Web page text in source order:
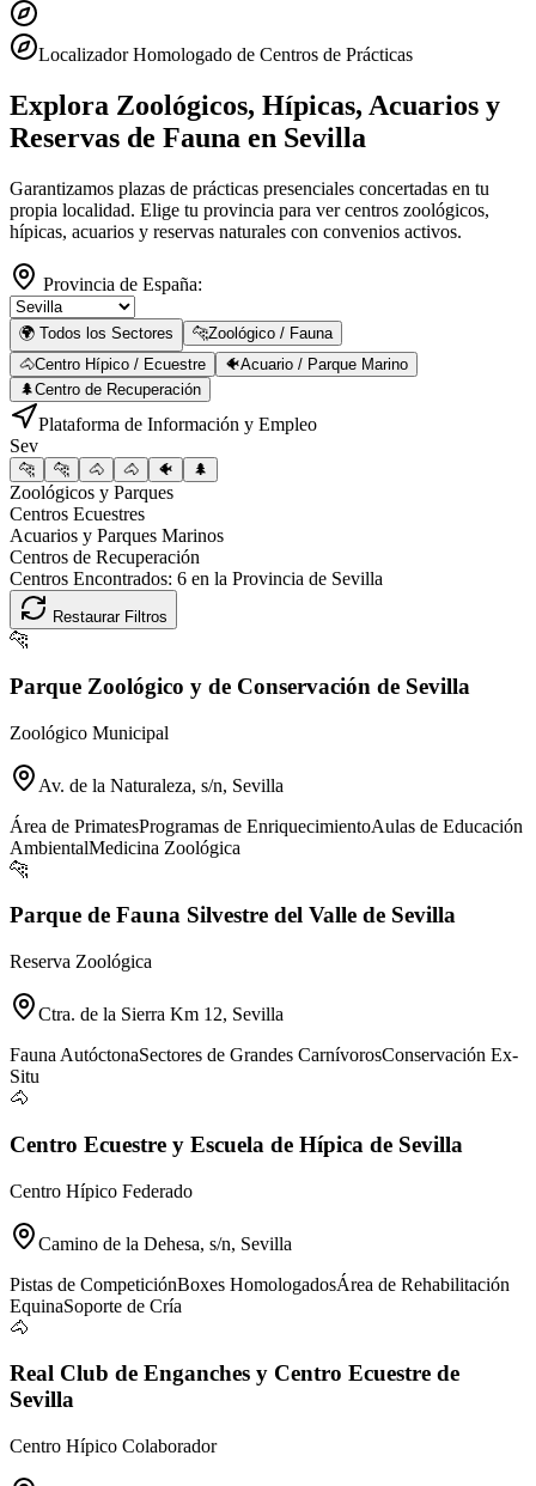
Localizador Homologado de Centros de Prácticas
Explora Zoológicos, Hípicas, Acuarios y
Reservas de Fauna en Sevilla
Garantizamos plazas de prácticas presenciales concertadas en tu
propia localidad. Elige tu provincia para ver centros zoológicos,
hípicas, acuarios y reservas naturales con convenios activos.
Provincia de España:
🌍 Todos los Sectores 🐆Zoológico / Fauna
🐴Centro Hípico / Ecuestre 🐠Acuario / Parque Marino
🌲Centro de Recuperación
Plataforma de Información y Empleo
Sev
🐆 🐆 🐴 🐴 🐠 🌲
Zoológicos y Parques
Centros Ecuestres
Acuarios y Parques Marinos
Centros de Recuperación
Centros Encontrados: 6 en la Provincia de Sevilla
Restaurar Filtros
🐆
Parque Zoológico y de Conservación de Sevilla
Zoológico Municipal
Av. de la Naturaleza, s/n, Sevilla
Área de PrimatesProgramas de EnriquecimientoAulas de Educación
AmbientalMedicina Zoológica
🐆
Parque de Fauna Silvestre del Valle de Sevilla
Reserva Zoológica
Ctra. de la Sierra Km 12, Sevilla
Fauna AutóctonaSectores de Grandes CarnívorosConservación Ex-
Situ
🐴
Centro Ecuestre y Escuela de Hípica de Sevilla
Centro Hípico Federado
Camino de la Dehesa, s/n, Sevilla
Pistas de CompeticiónBoxes HomologadosÁrea de Rehabilitación
EquinaSoporte de Cría
🐴
Real Club de Enganches y Centro Ecuestre de
Sevilla
Centro Hípico Colaborador